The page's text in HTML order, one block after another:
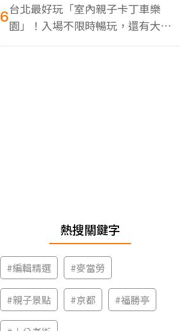
6台北最好玩「室內親子卡丁車樂
園」！入場不限時暢玩，還有大螢
幕Switch遊戲區
熱搜關鍵字
#編輯精選 #麥當勞
#親子景點 #京都 #福勝亭